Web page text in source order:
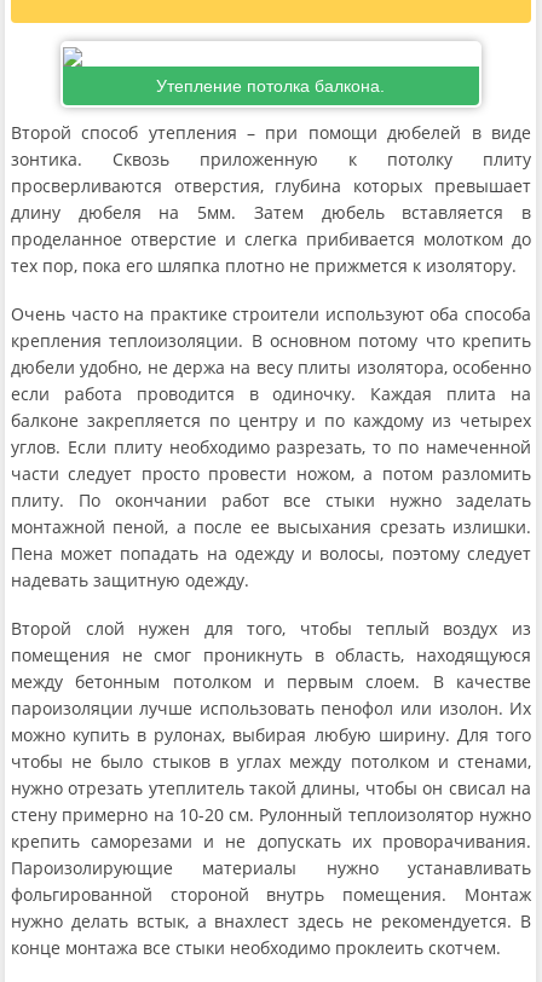
Утепление потолка балкона.
Второй способ утепления – при помощи дюбелей в виде
зонтика. Сквозь приложенную к потолку плиту
просверливаются отверстия, глубина которых превышает
длину дюбеля на 5мм. Затем дюбель вставляется в
проделанное отверстие и слегка прибивается молотком до
тех пор, пока его шляпка плотно не прижмется к изолятору.
Очень часто на практике строители используют оба способа
крепления теплоизоляции. В основном потому что крепить
дюбели удобно, не держа на весу плиты изолятора, особенно
если работа проводится в одиночку. Каждая плита на
балконе закрепляется по центру и по каждому из четырех
углов. Если плиту необходимо разрезать, то по намеченной
части следует просто провести ножом, а потом разломить
плиту. По окончании работ все стыки нужно заделать
монтажной пеной, а после ее высыхания срезать излишки.
Пена может попадать на одежду и волосы, поэтому следует
надевать защитную одежду.
Второй слой нужен для того, чтобы теплый воздух из
помещения не смог проникнуть в область, находящуюся
между бетонным потолком и первым слоем. В качестве
пароизоляции лучше использовать пенофол или изолон. Их
можно купить в рулонах, выбирая любую ширину. Для того
чтобы не было стыков в углах между потолком и стенами,
нужно отрезать утеплитель такой длины, чтобы он свисал на
стену примерно на 10-20 см. Рулонный теплоизолятор нужно
крепить саморезами и не допускать их проворачивания.
Пароизолирующие материалы нужно устанавливать
фольгированной стороной внутрь помещения. Монтаж
нужно делать встык, а внахлест здесь не рекомендуется. В
конце монтажа все стыки необходимо проклеить скотчем.